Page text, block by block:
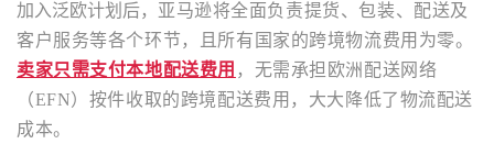
加入泛欧计划后， 亚马逊将全面负责提货、包装、配送及
客户服务等各个环节，且所有国家的跨境物流费用为零。
卖家只需支付本地配送费用 ， 无需承担欧洲配送网络
（EFN）按件收取的跨境配送费用，大大降低了物流配送
成本。